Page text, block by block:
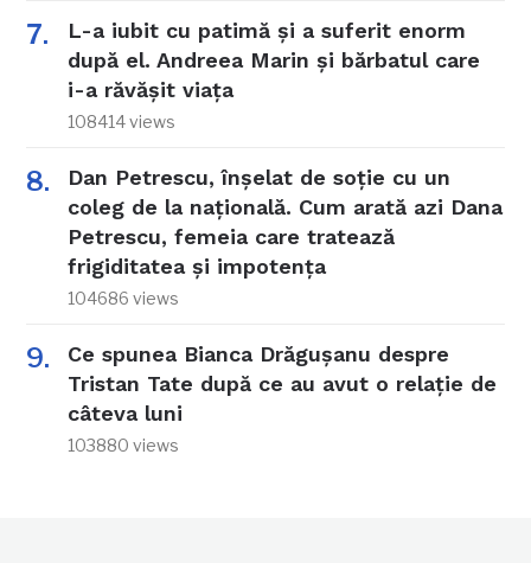
L-a iubit cu patimă și a suferit enorm
după el. Andreea Marin și bărbatul care
i-a răvășit viața
108414 views
Dan Petrescu, înșelat de soție cu un
coleg de la națională. Cum arată azi Dana
Petrescu, femeia care tratează
frigiditatea și impotența
104686 views
Ce spunea Bianca Drăgușanu despre
Tristan Tate după ce au avut o relație de
câteva luni
103880 views